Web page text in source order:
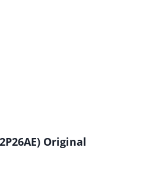
Original